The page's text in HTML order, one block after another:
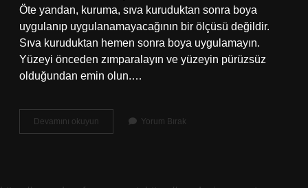
Öte yandan, kuruma, sıva kuruduktan sonra boya
uygulanıp uygulanamayacağının bir ölçüsü değildir.
Sıva kuruduktan hemen sonra boya uygulamayın.
Yüzeyi önceden zımparalayın ve yüzeyin pürüzsüz
olduğundan emin olun.…
Devamını okuyun
Kurumadan
Yorum Bırak